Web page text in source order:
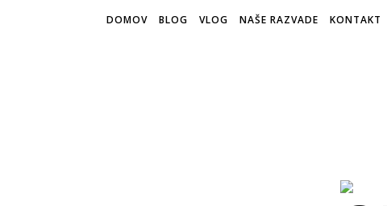
DOMOV BLOG VLOG NAŠE RAZVADE KONTAKT